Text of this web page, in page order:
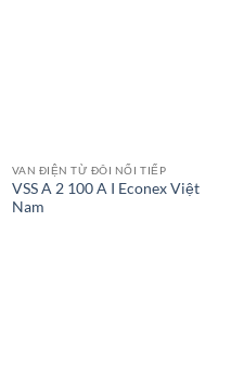
VAN ĐIỆN TỪ ĐÔI NỐI TIẾP
VSS A 2 100 A I Econex Việt
Nam